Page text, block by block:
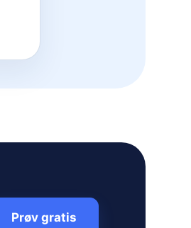
Prøv gratis